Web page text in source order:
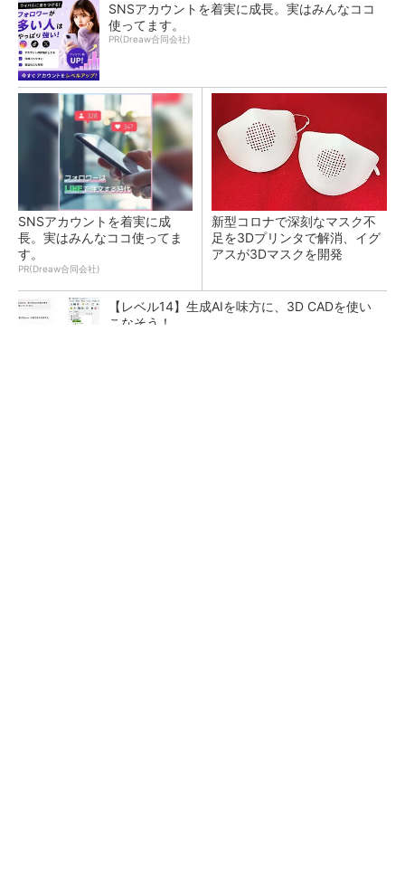
SNSアカウントを着実に成長。実はみんなココ
使ってます。
PR(Dreaw合同会社)
SNSアカウントを着実に成
長。実はみんなココ使ってま
す。
PR(Dreaw合同会社)
新型コロナで深刻なマスク不
足を3Dプリンタで解消、イグ
アスが3Dマスクを開発
【レベル14】生成AIを味方に、3D CADを使い
こなそう！